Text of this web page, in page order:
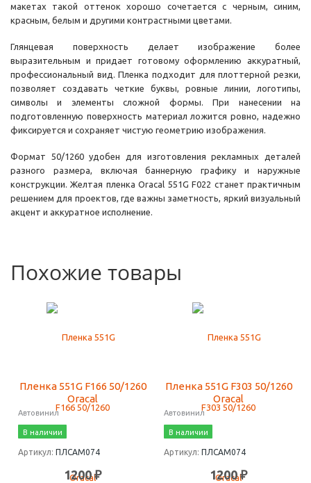
макетах такой оттенок хорошо сочетается с черным, синим,
красным, белым и другими контрастными цветами.
Глянцевая поверхность делает изображение более
выразительным и придает готовому оформлению аккуратный,
профессиональный вид. Пленка подходит для плоттерной резки,
позволяет создавать четкие буквы, ровные линии, логотипы,
символы и элементы сложной формы. При нанесении на
подготовленную поверхность материал ложится ровно, надежно
фиксируется и сохраняет чистую геометрию изображения.
Формат 50/1260 удобен для изготовления рекламных деталей
разного размера, включая баннерную графику и наружные
конструкции. Желтая пленка Oracal 551G F022 станет практичным
решением для проектов, где важны заметность, яркий визуальный
акцент и аккуратное исполнение.
Похожие товары
Пленка 551G F166 50/1260
Oracal
Автовинил
В наличии
Артикул: ПЛСАМ074
1200 ₽
Пленка 551G F303 50/1260
Oracal
Автовинил
В наличии
Артикул: ПЛСАМ074
1200 ₽